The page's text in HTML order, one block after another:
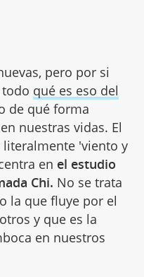
pero por si
qué es eso del
de qué forma
nuestras vidas. El
'viento y
en el estudio
Chi. No se trata
la que fluye por el
y que es la
en nuestros